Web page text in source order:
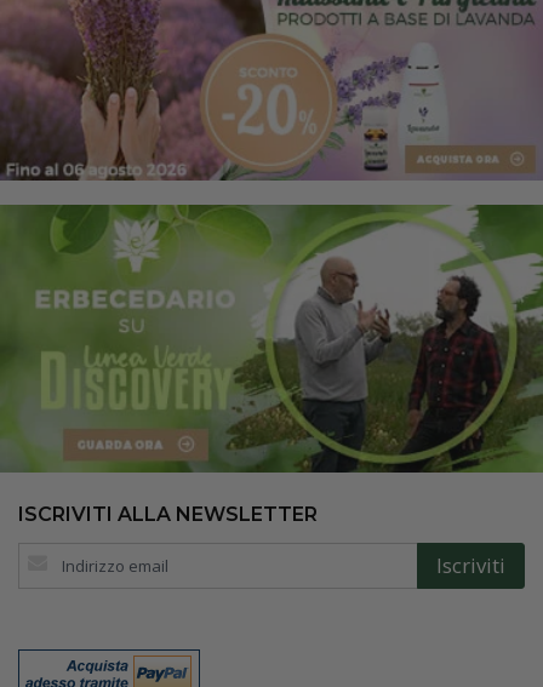
ISCRIVITI ALLA NEWSLETTER
Iscriviti